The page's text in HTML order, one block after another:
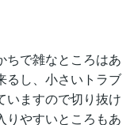
ちで雑なところはあ
るし、小さいトラブ
いますので切り抜け
りやすいところもあ